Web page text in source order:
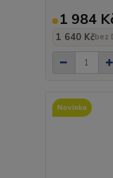
1 984
1 640 Kčbez
Novinka